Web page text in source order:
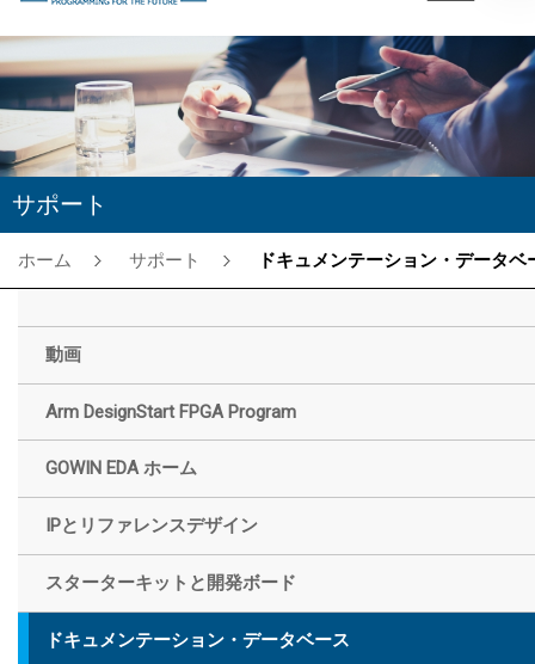
サポート
ホーム サポート ドキュメンテーション・データベー
動画
Arm DesignStart FPGA Program
GOWIN EDA ホーム
IPとリファレンスデザイン
スターターキットと開発ボード
ドキュメンテーション・データベース